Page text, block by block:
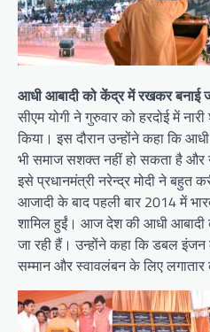
आधी आबादी को केंद्र में रखकर बनाई
सीएम योगी ने गुरुवार को हरदोई में
किया। इस दौरान उन्होंने कहा कि
भी समाज सशक्त नहीं हो सकता है और
इसे प्रधानमंत्री नरेन्द्र मोदी ने बहुत
आजादी के बाद पहली बार 2014 में
शामिल हुईं। आज देश की आधी आबादी
जा रही हैं। उन्होंने कहा कि डबल
सम्मान और स्वावलंबन के लिए लगातार